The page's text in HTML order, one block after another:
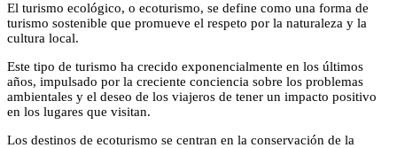
El turismo ecológico, o ecoturismo, se define como una forma de
turismo sostenible que promueve el respeto por la naturaleza y la
cultura local.
Este tipo de turismo ha crecido exponencialmente en los últimos
años, impulsado por la creciente conciencia sobre los problemas
ambientales y el deseo de los viajeros de tener un impacto positivo
en los lugares que visitan.
Los destinos de ecoturismo se centran en la conservación de la